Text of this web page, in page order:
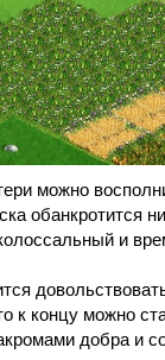
можно
обанкротится
и
к концу можно
добра и